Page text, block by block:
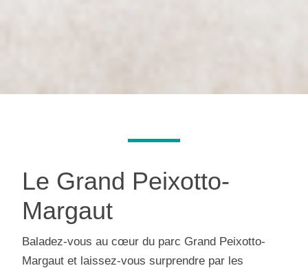
Le Grand Peixotto-
Margaut
Baladez-vous au cœur du parc Grand Peixotto-
Margaut et laissez-vous surprendre par les